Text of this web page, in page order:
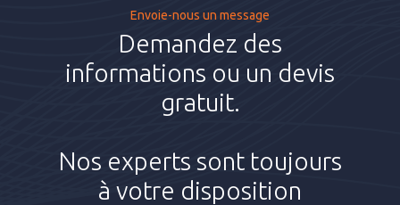
Envoie-nous un message
Demandez des
informations ou un devis
gratuit.
Nos experts sont toujours
à votre disposition